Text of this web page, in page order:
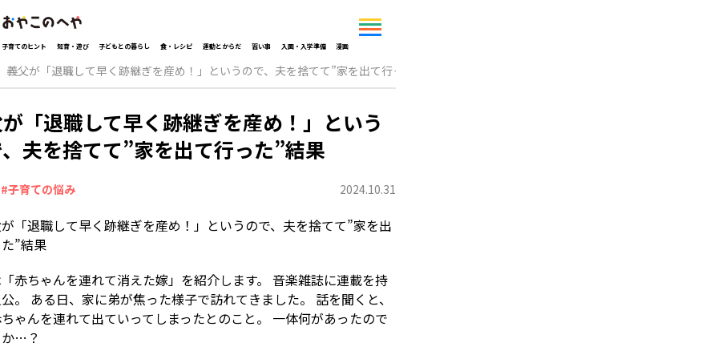
子育てのヒント 知育・遊び 子どもとの暮らし 食・レシピ 運動とからだ 習い事 入園・入学準備 漫画
義父が「退職して早く跡継ぎを産め！」というので、夫を捨てて”家を出て行った”結果
「退職して早く跡継ぎを産め！」という
夫を捨てて”家を出て行った”結果
#子育ての悩み 2024.10.31
赤ちゃんを連れて消えた嫁」を紹介します。 音楽雑誌に連載を持
。 ある日、家に弟が焦った様子で訪れてきました。 話を聞くと、
ゃんを連れて出ていってしまったとのこと。 一体何があったので
…？